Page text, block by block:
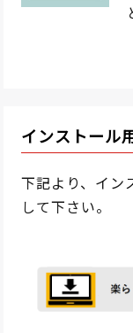
インストール
下記より、イン
して下さい。